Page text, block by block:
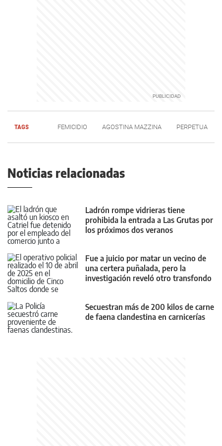
TAGS FEMICIDIO AGOSTINA MAZZINA PERPETUA
Noticias relacionadas
Ladrón rompe vidrieras tiene
prohibida la entrada a Las Grutas por
los próximos dos veranos
Fue a juicio por matar un vecino de
una certera puñalada, pero la
investigación reveló otro transfondo
Secuestran más de 200 kilos de carne
de faena clandestina en carnicerías